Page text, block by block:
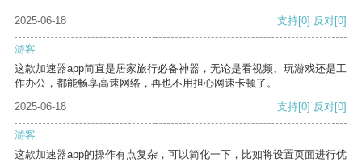
2025-06-18 支持[0] 反对[0]
游客
这款加速器app简直是居家旅行必备神器，无论是看视频、玩游戏还是工
作办公，都能畅享高速网络，再也不用担心网速卡顿了。
2025-06-18
支持[0] 反对[0]
游客
这款加速器app的操作有点复杂，可以简化一下，比如将设置页面进行优